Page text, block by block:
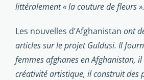
littéralement « la couture de fleurs ».
Les nouvelles d’Afghanistan ont
articles sur le projet Guldusi. Il
femmes afghanes en Afghanistan,
créativité artistique, il construit des